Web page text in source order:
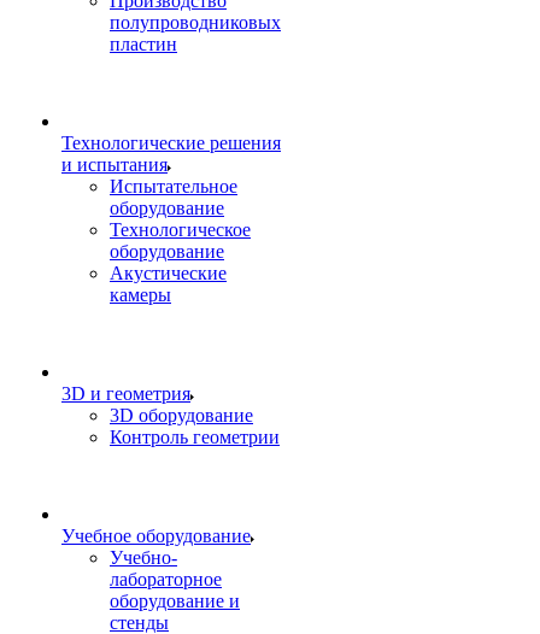
полупроводниковых
пластин
Технологические решения
и испытания
Испытательное
оборудование
Технологическое
оборудование
Акустические
камеры
3D и геометрия
3D оборудование
Контроль геометрии
Учебное оборудование
Учебно-
лабораторное
оборудование и
стенды